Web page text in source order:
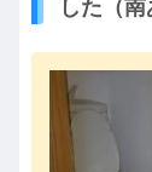
した（南